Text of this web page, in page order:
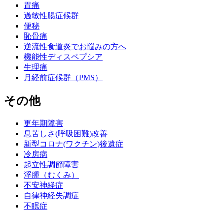
胃痛
過敏性腸症候群
便秘
恥骨痛
逆流性食道炎でお悩みの方へ
機能性ディスペプシア
生理痛
月経前症候群（PMS）
その他
更年期障害
息苦しさ(呼吸困難)改善
新型コロナ(ワクチン)後遺症
冷房病
起立性調節障害
浮腫（むくみ）
不安神経症
自律神経失調症
不眠症